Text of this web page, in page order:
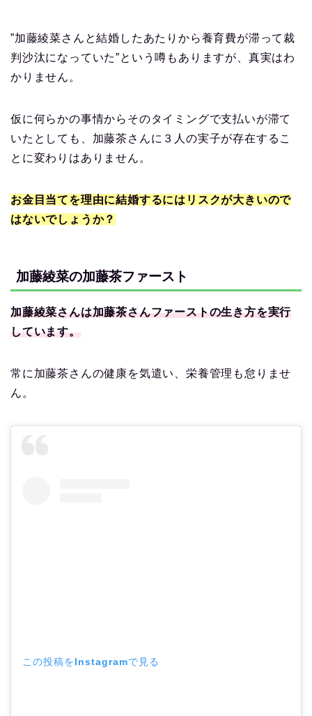
”加藤綾菜さんと結婚したあたりから養育費が滞って裁
判沙汰になっていた”という噂もありますが、真実はわ
かりません。
仮に何らかの事情からそのタイミングで支払いが滞て
いたとしても、加藤茶さんに３人の実子が存在するこ
とに変わりはありません。
お金目当てを理由に結婚するにはリスクが大きいので
はないでしょうか？
加藤綾菜の加藤茶ファースト
加藤綾菜さんは加藤茶さんファーストの生き方を実行
しています。
常に加藤茶さんの健康を気遣い、栄養管理も怠りませ
ん。
この投稿をInstagramで見る